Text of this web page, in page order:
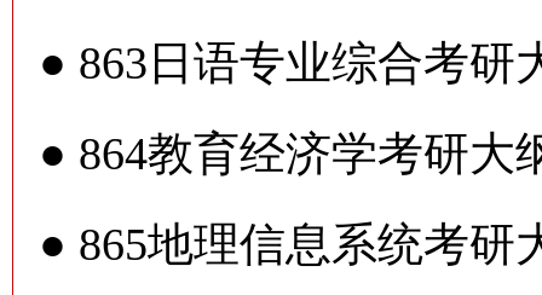
● 863日语专业综合考研
● 864教育经济学考研大
● 865地理信息系统考研